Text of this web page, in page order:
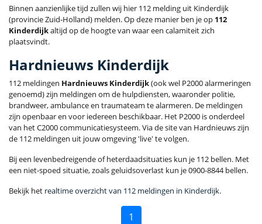
Binnen aanzienlijke tijd zullen wij hier 112 melding uit Kinderdijk
(provincie Zuid-Holland) melden. Op deze manier ben je op 112
Kinderdijkaltijd op de hoogte van waar een calamiteit zich
plaatsvindt.
Hardnieuws Kinderdijk
112 meldingen Hardnieuws Kinderdijk(ook wel P2000 alarmeringen
genoemd) zijn meldingen om de hulpdiensten, waaronder politie,
brandweer, ambulance en traumateam te alarmeren. De meldingen
zijn openbaar en voor iedereen beschikbaar. Het P2000 is onderdeel
van het C2000 communicatiesysteem. Via de site van Hardnieuws zijn
de 112 meldingen uit jouw omgeving 'live' te volgen.
Bij een levenbedreigende of heterdaadsituaties kun je 112 bellen. Met
een niet-spoed situatie, zoals geluidsoverlast kun je 0900-8844 bellen.
Bekijk het realtime overzicht van 112 meldingen in Kinderdijk.
1